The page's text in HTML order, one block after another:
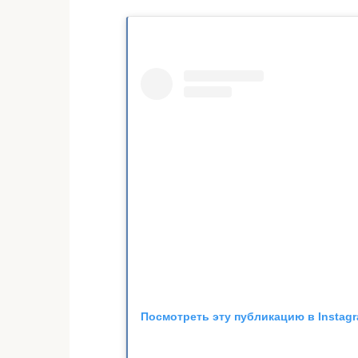
Посмотреть эту публикацию в